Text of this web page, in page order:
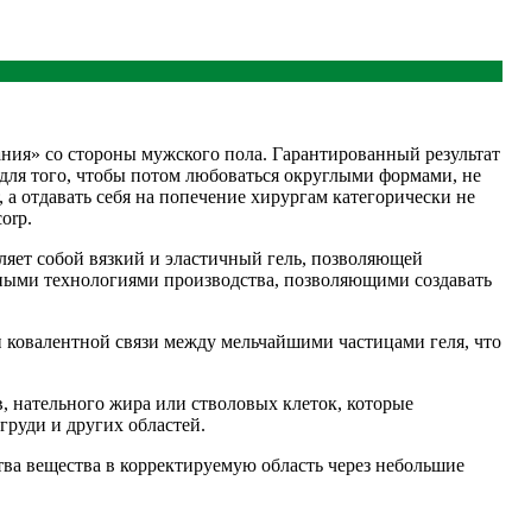
со стороны мужского пола. Гарантированный результат
того, чтобы потом любоваться округлыми формами, не
себя на попечение хирургам категорически не
собой вязкий и эластичный гель, позволяющей
технологиями производства, позволяющими создавать
связи между мельчайшими частицами геля, что
нательного жира или стволовых клеток, которые
и других областей.
вещества в корректируемую область через небольшие